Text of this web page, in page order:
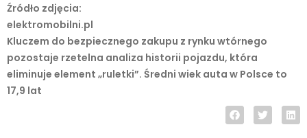
Kluczem do bezpiecznego zakupu z rynku wtórnego
pozostaje rzetelna analiza historii pojazdu, która
eliminuje element „ruletki”. Średni wiek auta w Polsce to
17,9 lat
Źródło zdjęcia:
elektromobilni.pl